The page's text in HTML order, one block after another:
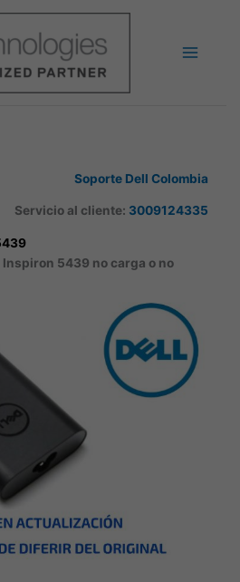
Soporte Dell Colombia
Servicio al cliente: 3009124335
5439 no carga o no